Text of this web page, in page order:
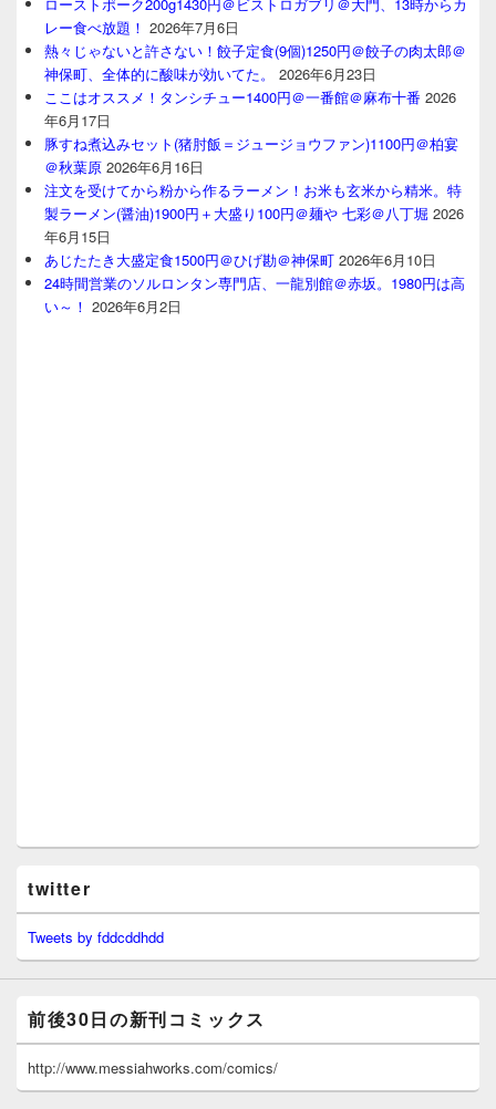
レー食べ放題！ 2026年7月6日
熱々じゃないと許さない！餃子定食(9個)1250円＠餃子の肉太郎＠
神保町、全体的に酸味が効いてた。
2026年6月23日
ここはオススメ！タンシチュー1400円＠一番館＠麻布十番 2026
年6月17日
豚すね煮込みセット(猪肘飯＝ジュージョウファン)1100円＠柏宴
＠秋葉原 2026年6月16日
注文を受けてから粉から作るラーメン！お米も玄米から精米。特
製ラーメン(醤油)1900円＋大盛り100円＠麺や 七彩＠八丁堀 2026
年6月15日
あじたたき大盛定食1500円＠ひげ勘＠神保町 2026年6月10日
24時間営業のソルロンタン専門店、一龍別館＠赤坂。1980円は高
い～！ 2026年6月2日
twitter
Tweets by fddcddhdd
前後30日の新刊コミックス
http://www.messiahworks.com/comics/